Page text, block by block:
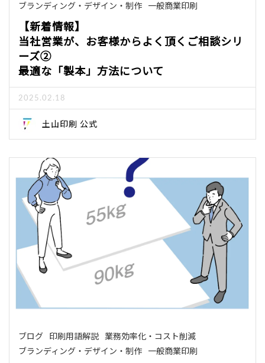
ブランディング・デザイン・制作 一般商業印刷
【新着情報】
当社営業が、お客様からよく頂くご相談シリ
ーズ②
最適な「製本」方法について
2025.02.18
土山印刷 公式
ブログ 印刷用語解説 業務効率化・コスト削減
ブランディング・デザイン・制作 一般商業印刷